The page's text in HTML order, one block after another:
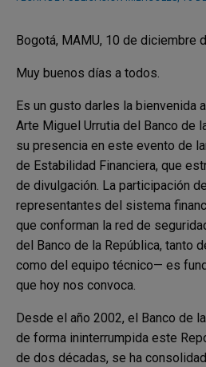
Bogotá, MAMU, 10 de diciembre
Muy buenos días a todos.
Es un gusto darles la bienvenida
Arte Miguel Urrutia del Banco de
su presencia en este evento de
de Estabilidad Financiera, que
de divulgación. La participación
representantes del sistema
que conforman la red de
del Banco de la República, tanto
como del equipo técnico— es
que hoy nos convoca.
Desde el año 2002, el Banco de
de forma ininterrumpida este
de dos décadas, se ha